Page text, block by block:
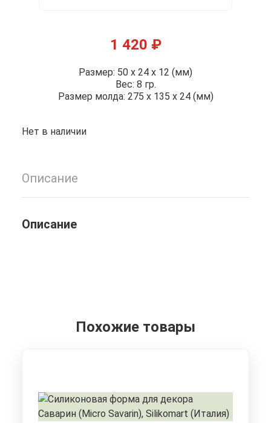
1 420 ₽
Размер: 50 x 24 x 12 (мм)
Вес: 8 гр.
Размер молда: 275 x 135 x 24 (мм)
Нет в наличии
Описание
Описание
Похожие товары